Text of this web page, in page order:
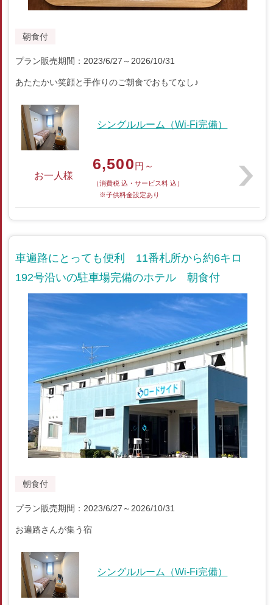
朝食付
プラン販売期間：2023/6/27～2026/10/31
あたたかい笑顔と手作りのご朝食でおもてなし♪
シングルルーム（Wi-Fi完備）
お一人様
6,500円～
（消費税 込・サービス料 込）
※子供料金設定あり
車遍路にとっても便利 11番札所から約6キロ
192号沿いの駐車場完備のホテル 朝食付
朝食付
プラン販売期間：2023/6/27～2026/10/31
お遍路さんが集う宿
シングルルーム（Wi-Fi完備）